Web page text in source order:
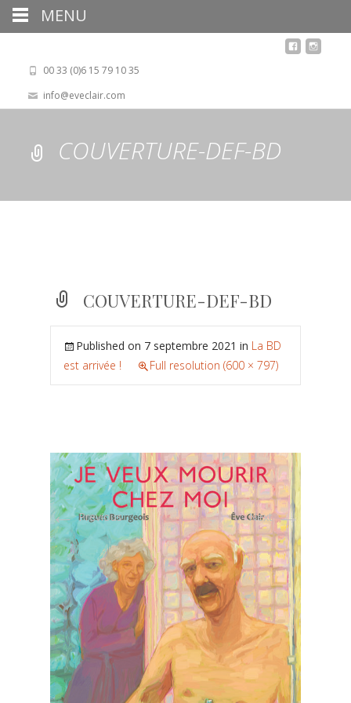
00 33 (0)6 15 79 10 35
info@eveclair.com
COUVERTURE-DEF-BD
COUVERTURE-DEF-BD
Published on 7 septembre 2021 in La BD
est arrivée !
Full resolution (600 × 797)
←Previous Next→
MENU